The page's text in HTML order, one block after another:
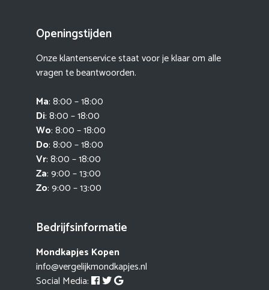
Openingstijden
Onze klantenservice staat voor je klaar om alle
vragen te beantwoorden.
Ma: 8:00 – 18:00
Di: 8:00 – 18:00
Wo: 8:00 – 18:00
Do: 8:00 – 18:00
Vr: 8:00 – 18:00
Za: 9:00 – 13:00
Zo: 9:00 – 13:00
Bedrijfsinformatie
Mondkapjes Kopen
info@vergelijkmondkapjes.nl
Social Media: